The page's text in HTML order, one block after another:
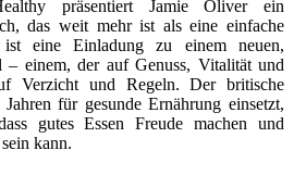
präsentiert Jamie Oliver ein
das weit mehr ist als eine einfache
ist eine Einladung zu einem neuen,
– einem, der auf Genuss, Vitalität und
Verzicht und Regeln. Der britische
für gesunde Ernährung einsetzt,
gutes Essen Freude machen und
kann.